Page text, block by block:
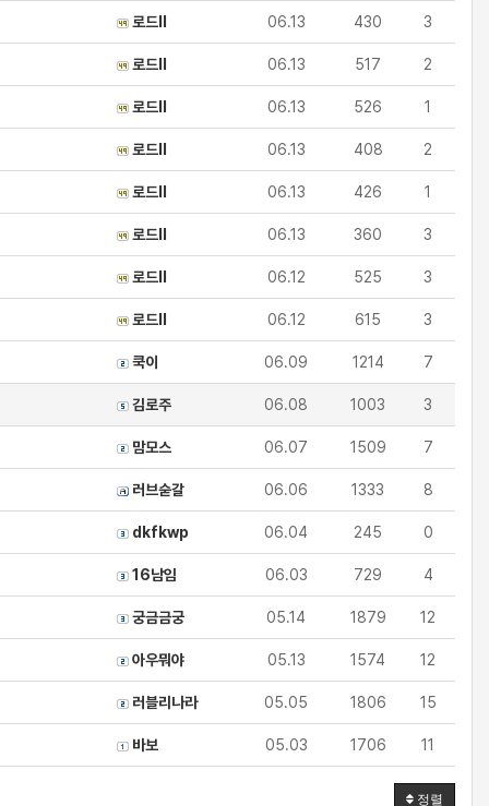
로드ll 06.13 430 3
로드ll 06.13 517 2
로드ll 06.13 526 1
로드ll 06.13 408 2
로드ll 06.13 426 1
로드ll 06.13 360 3
로드ll 06.12 525 3
로드ll 06.12 615 3
쿡이 06.09 1214 7
김로주 06.08 1003 3
맘모스 06.07 1509 7
러브숟갈 06.06 1333 8
dkfkwp 06.04 245 0
16남임 06.03 729 4
궁금금궁 05.14 1879 12
아우뭐야 05.13 1574 12
러블리나라 05.05 1806 15
바보 05.03 1706 11
정렬